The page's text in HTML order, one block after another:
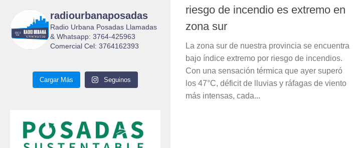
riesgo de incendio es extremo en
zona sur
La zona sur de nuestra provincia se encuentra
bajo índice extremo por riesgo de incendios.
Con una sensación térmica que ayer superó
los 47°C, déficit de lluvias y ráfagas de viento
más intensas, cada...
radiourbanaposadas
Radio Urbana Posadas Llamadas
& Whatsapp: 3764-425963
Comercial Cel: 3764162393
Cargar Más Seguinos